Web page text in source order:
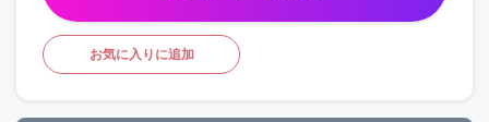
お気に入りに追加